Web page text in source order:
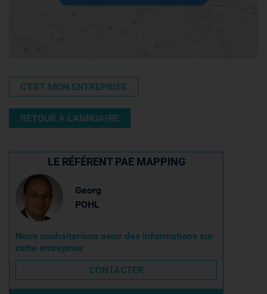
C'EST MON ENTREPRISE
RETOUR À L'ANNUAIRE
LE RÉFÉRENT PAE MAPPING
Georg
POHL
Nous souhaiterions avoir des informations sur
cette entreprise
CONTACTER